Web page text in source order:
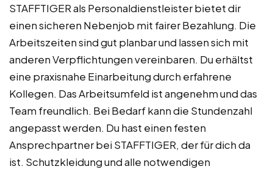
STAFFTIGER als Personaldienstleister bietet dir
einen sicheren Nebenjob mit fairer Bezahlung. Die
Arbeitszeiten sind gut planbar und lassen sich mit
anderen Verpflichtungen vereinbaren. Du erhältst
eine praxisnahe Einarbeitung durch erfahrene
Kollegen. Das Arbeitsumfeld ist angenehm und das
Team freundlich. Bei Bedarf kann die Stundenzahl
angepasst werden. Du hast einen festen
Ansprechpartner bei STAFFTIGER, der für dich da
ist. Schutzkleidung und alle notwendigen